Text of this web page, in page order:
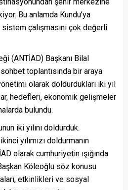
Bu anlamda Kundu’ya
sistem çalışmasını çok değerli
(ANTİAD) Başkanı Bilal
toplantısında bir araya
olarak doldurdukları iki yıl
hedefleri, ekonomik gelişmeler
bulundu.
iki yılını doldurduk.
yılımızı doldurmanın
olarak cumhuriyetin ışığında
Köleoğlu söz konusu
etkinlikleri ve sosyal